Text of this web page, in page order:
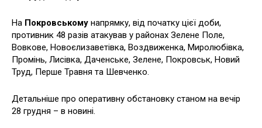
На Покровському напрямку, від початку цієї доби,
противник 48 разів атакував у районах Зелене Поле,
Вовкове, Новоєлизаветівка, Воздвиженка, Миролюбівка,
Промінь, Лисівка, Даченське, Зелене, Покровськ, Новий
Труд, Перше Травня та Шевченко.
Детальніше про оперативну обстановку станом на вечір
28 грудня – в новині.